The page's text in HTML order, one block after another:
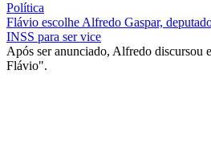
Política
Flávio escolhe Alfredo Gaspar,
INSS para ser vice
Após ser anunciado, Alfredo discursou
Flávio".